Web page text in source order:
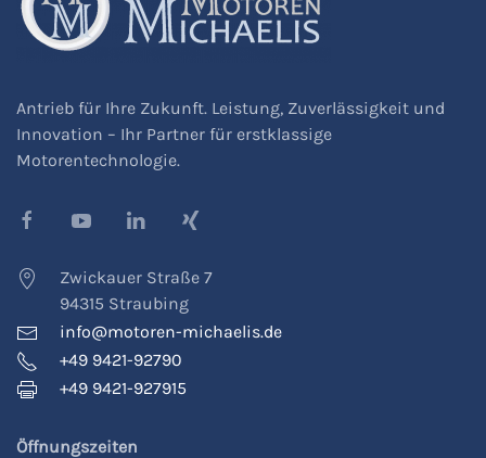
Antrieb für Ihre Zukunft. Leistung, Zuverlässigkeit und
Innovation – Ihr Partner für erstklassige
Motorentechnologie.
Zwickauer Straße 7
94315 Straubing
info@motoren-michaelis.de
+49 9421-92790
+49 9421-927915
Öffnungszeiten